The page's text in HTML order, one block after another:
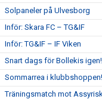
Solpaneler på Ulvesborg
Inför: Skara FC – TG&IF
Inför: TG&IF – IF Viken
Snart dags för Bollekis igen!
Sommarrea i klubbshoppen!
Träningsmatch mot